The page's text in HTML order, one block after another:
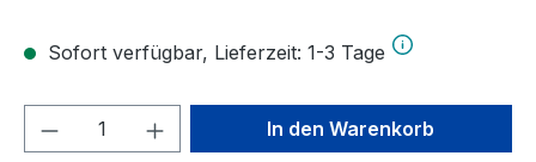
Sofort verfügbar, Lieferzeit: 1-3 Tage
Produkt Anzahl: Gib denIn den Warenkorb